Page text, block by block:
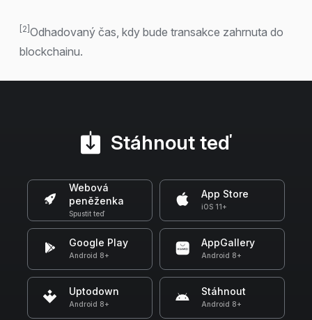
[2]Odhadovaný čas, kdy bude transakce zahrnuta do
blockchainu.
Stáhnout teď
Webová
peněženka
Spustit teď
App Store
iOS 11+
Google Play
Android 8+
AppGallery
Android 8+
Uptodown
Android 8+
Stáhnout
Android 8+